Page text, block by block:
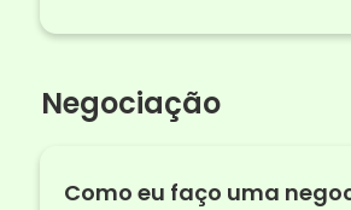
Negociação
Como eu faço uma